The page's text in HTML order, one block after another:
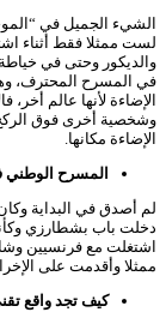
الشيء الجميل في
لست ممثلا فقط أثناء
والديكور وحتى في
في المسرح المحترف،
الإضاءة لأنها عالم
وشخصية أخرى فوق الركح
الإضاءة مكانها.
المسرح الوطني فتح أبوابه
لم أصدق في البداية
دخلت باب بشطارزي
اشتغلت مع فرنسيين
ممثلا وأقدمت على
كيف تجد واقع